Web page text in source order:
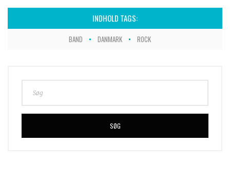
INDHOLD TAGS:
BAND DANMARK ROCK
SØG